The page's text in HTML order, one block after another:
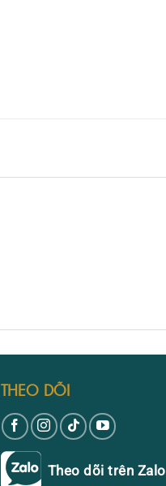
THEO DÕI
Theo dõi trên Zalo